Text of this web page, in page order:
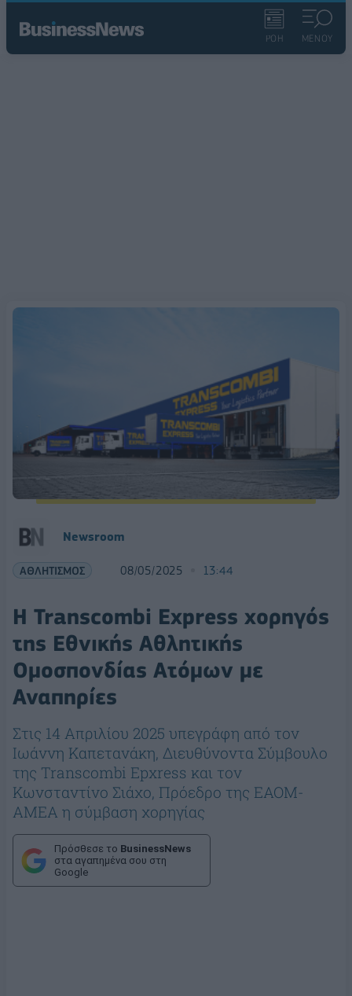
ΡΟΗ ΜΕΝΟΥ
Newsroom
ΑΘΛΗΤΙΣΜΟΣ 08/05/2025 13:44
Η Transcombi Express χορηγός
της Εθνικής Αθλητικής
Ομοσπονδίας Ατόμων με
Αναπηρίες
Στις 14 Απριλίου 2025 υπεγράφη από τον
Ιωάννη Καπετανάκη, Διευθύνοντα Σύμβουλο
της Transcombi Epxress και τον
Κωνσταντίνο Σιάχο, Πρόεδρο της ΕΑΟΜ-
ΑΜΕΑ η σύμβαση χορηγίας
Πρόσθεσε το BusinessNews
στα αγαπημένα σου στη
Google